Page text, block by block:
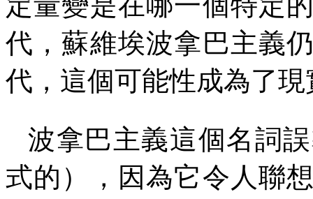
代，蘇維埃波拿巴主義
代，這個可能性成為了現
波拿巴主義這個名詞
式的），因為它令人聯